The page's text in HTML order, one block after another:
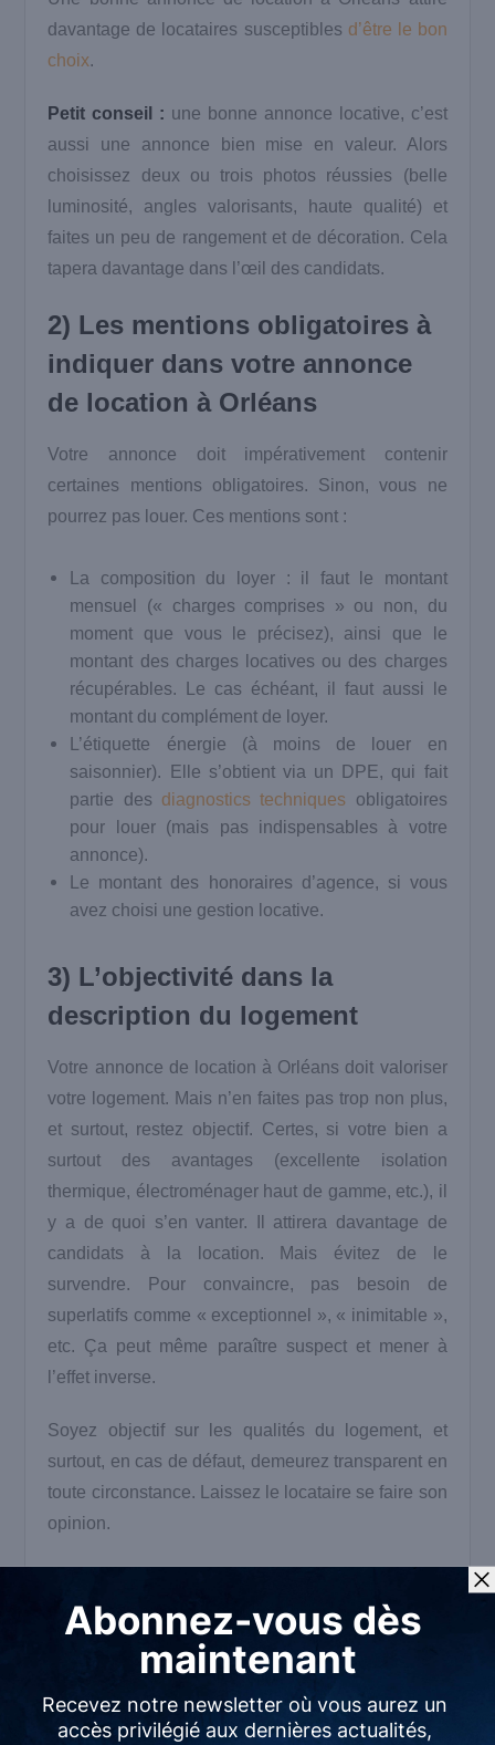
davantage de locataires susceptibles d’être le bon
choix.
Petit conseil : une bonne annonce locative, c’est
aussi une annonce bien mise en valeur. Alors
choisissez deux ou trois photos réussies (belle
luminosité, angles valorisants, haute qualité) et
faites un peu de rangement et de décoration. Cela
tapera davantage dans l’œil des candidats.
2) Les mentions obligatoires à
indiquer dans votre annonce
de location à Orléans
Votre annonce doit impérativement contenir
certaines mentions obligatoires. Sinon, vous ne
pourrez pas louer. Ces mentions sont :
La composition du loyer : il faut le montant
mensuel (« charges comprises » ou non, du
moment que vous le précisez), ainsi que le
montant des charges locatives ou des charges
récupérables. Le cas échéant, il faut aussi le
montant du complément de loyer.
L’étiquette énergie (à moins de louer en
saisonnier). Elle s’obtient via un DPE, qui fait
partie des diagnostics techniques obligatoires
pour louer (mais pas indispensables à votre
annonce).
Le montant des honoraires d’agence, si vous
avez choisi une gestion locative.
3) L’objectivité dans la
description du logement
Votre annonce de location à Orléans doit valoriser
votre logement. Mais n’en faites pas trop non plus,
et surtout, restez objectif. Certes, si votre bien a
surtout des avantages (excellente isolation
thermique, électroménager haut de gamme, etc.), il
y a de quoi s’en vanter. Il attirera davantage de
candidats à la location. Mais évitez de le
survendre. Pour convaincre, pas besoin de
superlatifs comme « exceptionnel », « inimitable »,
etc. Ça peut même paraître suspect et mener à
l’effet inverse.
Soyez objectif sur les qualités du logement, et
surtout, en cas de défaut, demeurez transparent en
toute circonstance. Laissez le locataire se faire son
opinion.
à éviter à tout prix
C’est LA chose à NE PAS faire dans votre
annonce locative : faire preuve de discrimination.
Volontairement ou non, si les propos dans votre